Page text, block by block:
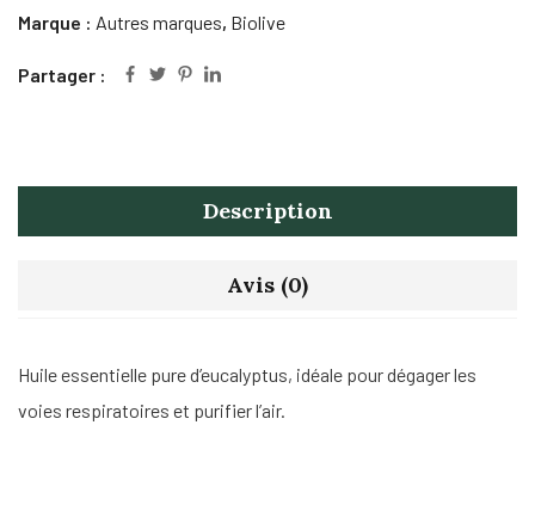
Marque : Autres marques, Biolive
Partager :
Description
Avis (0)
Huile essentielle pure d’eucalyptus, idéale pour dégager les
voies respiratoires et purifier l’air.